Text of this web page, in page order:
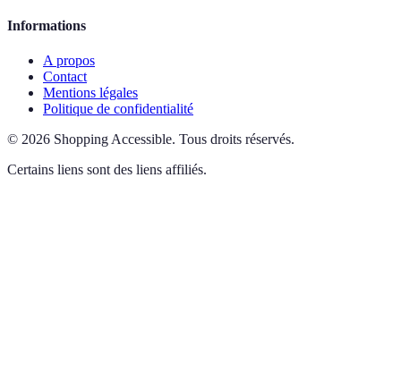
Informations
A propos
Contact
Mentions légales
Politique de confidentialité
© 2026 Shopping Accessible. Tous droits réservés.
Certains liens sont des liens affiliés.